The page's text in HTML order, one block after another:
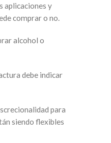
aplicaciones y
comprar o no.
alcohol o
debe indicar
para
siendo flexibles